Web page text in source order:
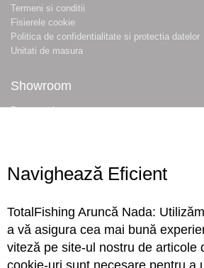
Termeni si conditii
Fisierele cookie
Politica de confidentialitate si protectia datelor
Unitati de masura
Showroom
Despre noi
Conecteaza-te
Sa ne cunoastem mai bine. Vino alaturi de noi pe
asteptam cu stiri, surprize, concursuri, premii ...
Navighează Eficient
TotalFishing Aruncă Nada:
a vă asigura cea mai bună
viteză pe site-ul nostru de articole
cookie-uri sunt necesare pentru a